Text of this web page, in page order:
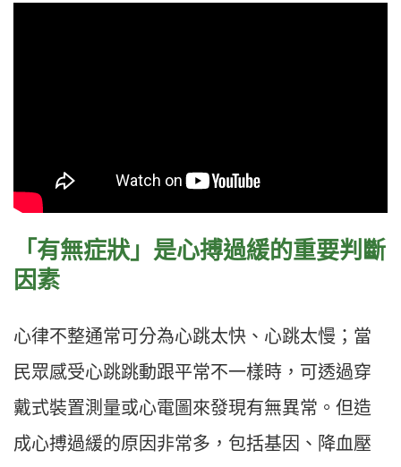
「有無症狀」是心搏過緩的重要判斷
因素
心律不整通常可分為心跳太快、心跳太慢；當
民眾感受心跳跳動跟平常不一樣時，可透過穿
戴式裝置測量或心電圖來發現有無異常。但造
成心搏過緩的原因非常多，包括基因、降血壓